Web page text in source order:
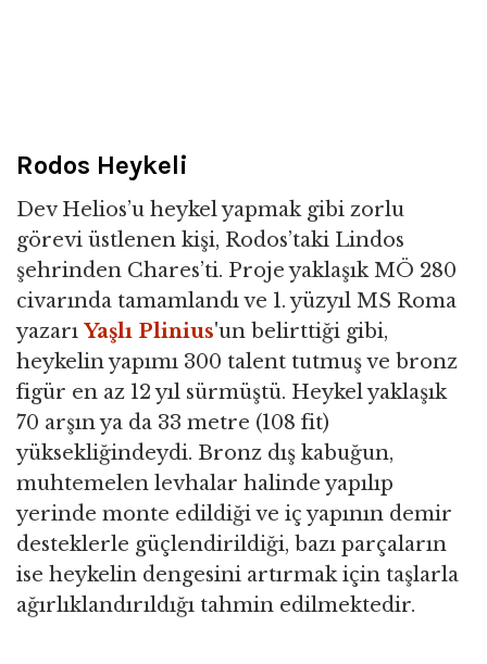
Rodos Heykeli
Dev Helios’u heykel yapmak gibi zorlu
görevi üstlenen kişi, Rodos’taki Lindos
şehrinden Chares’ti. Proje yaklaşık MÖ 280
civarında tamamlandı ve 1. yüzyıl MS Roma
yazarı Yaşlı Plinius'un belirttiği gibi,
heykelin yapımı 300 talent tutmuş ve bronz
figür en az 12 yıl sürmüştü. Heykel yaklaşık
70 arşın ya da 33 metre (108 fit)
yüksekliğindeydi. Bronz dış kabuğun,
muhtemelen levhalar halinde yapılıp
yerinde monte edildiği ve iç yapının demir
desteklerle güçlendirildiği, bazı parçaların
ise heykelin dengesini artırmak için taşlarla
ağırlıklandırıldığı tahmin edilmektedir.